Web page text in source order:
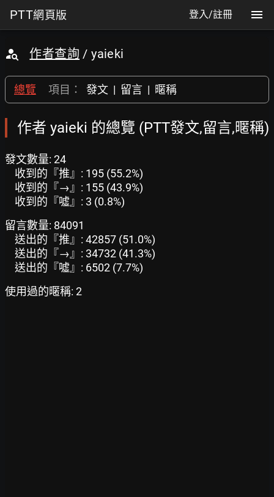
PTT網頁版 登入/註冊
作者查詢 / yaieki
總覽 項目： 發文 | 留言 | 暱稱
作者 yaieki 的總覽 (PTT發文,留言,暱稱)
發文數量: 24
收到的『推』: 195 (55.2%)
收到的『→』: 155 (43.9%)
收到的『噓』: 3 (0.8%)
留言數量: 84091
送出的『推』: 42857 (51.0%)
送出的『→』: 34732 (41.3%)
送出的『噓』: 6502 (7.7%)
使用過的暱稱: 2